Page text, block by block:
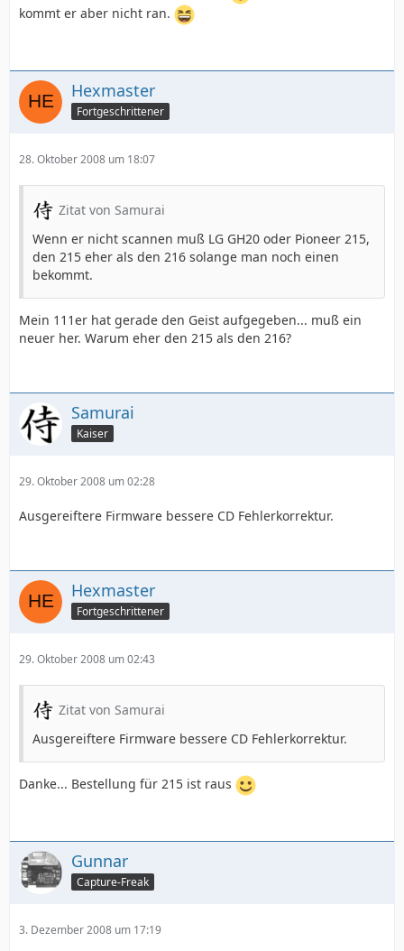
kommt er aber nicht ran.
Hexmaster
Fortgeschrittener
28. Oktober 2008 um 18:07
Zitat von Samurai
Wenn er nicht scannen muß LG GH20 oder Pioneer 215,
den 215 eher als den 216 solange man noch einen
bekommt.
Mein 111er hat gerade den Geist aufgegeben... muß ein
neuer her. Warum eher den 215 als den 216?
Samurai
Kaiser
29. Oktober 2008 um 02:28
Ausgereiftere Firmware bessere CD Fehlerkorrektur.
Hexmaster
Fortgeschrittener
29. Oktober 2008 um 02:43
Zitat von Samurai
Ausgereiftere Firmware bessere CD Fehlerkorrektur.
Danke... Bestellung für 215 ist raus
Gunnar
Capture-Freak
3. Dezember 2008 um 17:19